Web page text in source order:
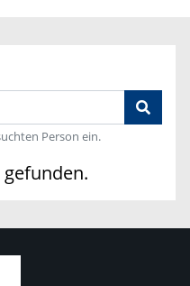
Person ein.
gefunden.